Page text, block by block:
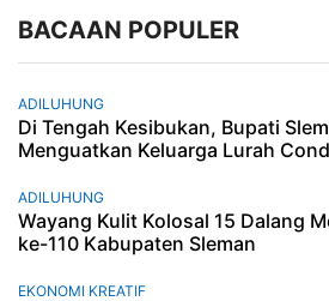
BACAAN POPULER
ADILUHUNG
Di Tengah Kesibukan, Bupati
Menguatkan Keluarga Lurah
ADILUHUNG
Wayang Kulit Kolosal 15 Dalang
ke-110 Kabupaten Sleman
EKONOMI KREATIF